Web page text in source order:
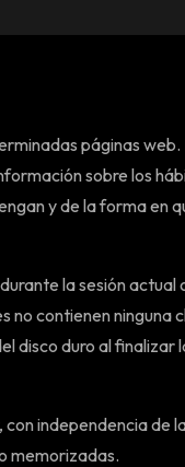
páginas web.
sobre los
y de la forma en
la sesión actual
no contienen ninguna
disco duro al finalizar
independencia de
memorizadas.